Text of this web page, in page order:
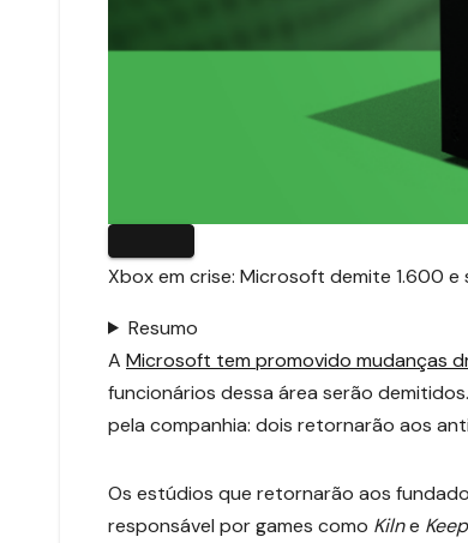
Xbox em crise: Microsoft demite 1.600
Resumo
A Microsoft tem promovido mudanças
funcionários dessa área serão
pela companhia: dois retornarão aos
Os estúdios que retornarão aos
responsável por games como Kilne